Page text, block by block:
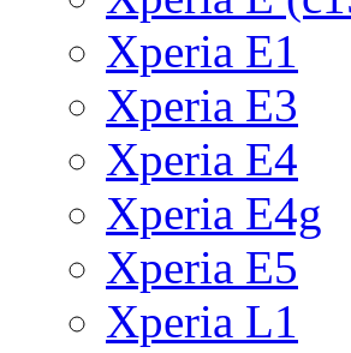
Xperia E1
Xperia E3
Xperia E4
Xperia E4g
Xperia E5
Xperia L1